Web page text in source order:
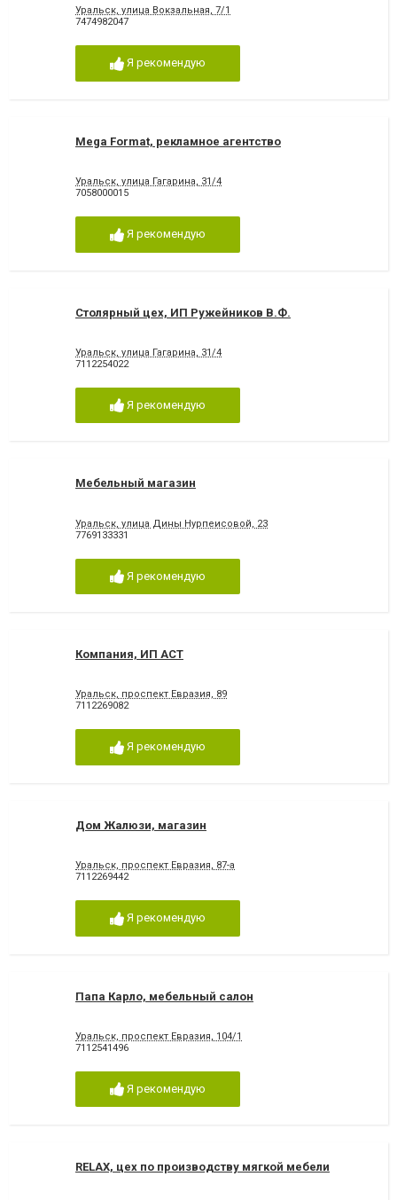
Уральск, улица Вокзальная, 7/1
7474982047
Я рекомендую
Mega Format, рекламное агентство
Уральск, улица Гагарина, 31/4
7058000015
Я рекомендую
Столярный цех, ИП Ружейников В.Ф.
Уральск, улица Гагарина, 31/4
7112254022
Я рекомендую
Мебельный магазин
Уральск, улица Дины Нурпеисовой, 23
7769133331
Я рекомендую
Компания, ИП АСТ
Уральск, проспект Евразия, 89
7112269082
Я рекомендую
Дом Жалюзи, магазин
Уральск, проспект Евразия, 87-а
7112269442
Я рекомендую
Папа Карло, мебельный салон
Уральск, проспект Евразия, 104/1
7112541496
Я рекомендую
RELAX, цех по производству мягкой мебели